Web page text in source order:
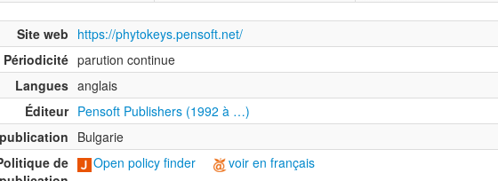
Site web https://phytokeys.pensoft.net/
Périodicité parution continue
Langues anglais
Éditeur Pensoft Publishers (1992 à …)
Bulgarie
de
Open policy finder voir en français